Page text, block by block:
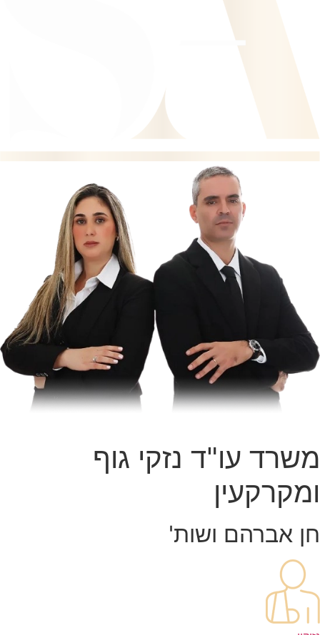
משרד עו"ד נזקי גוף
ומקרקעין
חן אברהם ושות'